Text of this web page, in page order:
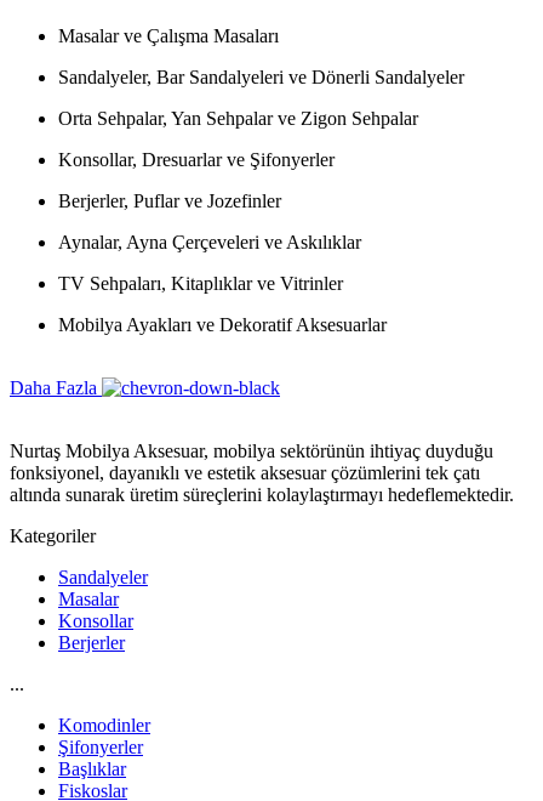
Masalar ve Çalışma Masaları
Sandalyeler, Bar Sandalyeleri ve Dönerli Sandalyeler
Orta Sehpalar, Yan Sehpalar ve Zigon Sehpalar
Konsollar, Dresuarlar ve Şifonyerler
Berjerler, Puflar ve Jozefinler
Aynalar, Ayna Çerçeveleri ve Askılıklar
TV Sehpaları, Kitaplıklar ve Vitrinler
Mobilya Ayakları ve Dekoratif Aksesuarlar
Daha Fazla
Nurtaş Mobilya Aksesuar, mobilya sektörünün ihtiyaç duyduğu
fonksiyonel, dayanıklı ve estetik aksesuar çözümlerini tek çatı
altında sunarak üretim süreçlerini kolaylaştırmayı hedeflemektedir.
Kategoriler
Sandalyeler
Masalar
Konsollar
Berjerler
...
Komodinler
Şifonyerler
Başlıklar
Fiskoslar